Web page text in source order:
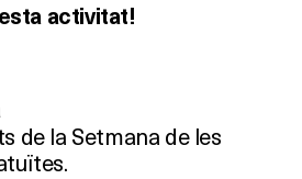
activitat!
de la Setmana de les